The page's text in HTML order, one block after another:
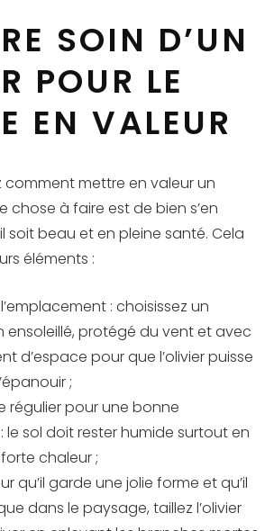
SOIN D’UN
POUR LE
EN VALEUR
comment mettre en valeur un
chose à faire est de bien s’en
soit beau et en pleine santé. Cela
éléments :
: choisissez un
ensoleillé, protégé du vent et avec
d’espace pour que l’olivier puisse
;
régulier pour une bonne
le sol doit rester humide surtout en
chaleur ;
qu’il garde une jolie forme et qu’il
dans le paysage, taillez l’olivier